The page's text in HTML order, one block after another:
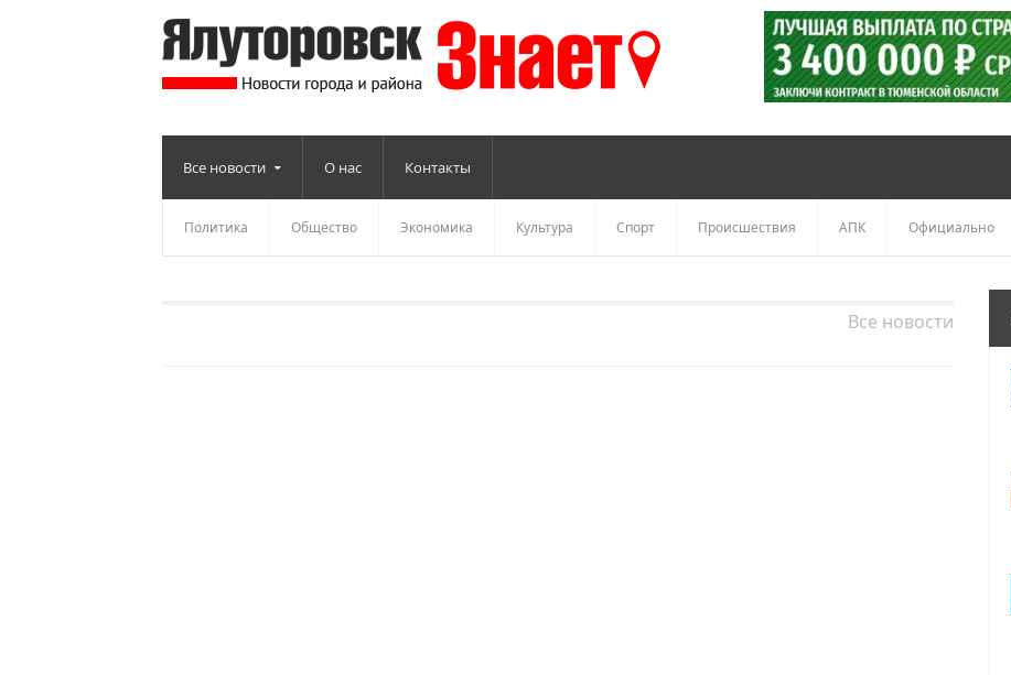
Все новости О нас Контакты
Политика Общество Экономика Культура Спорт Происшествия АПК Официально
Все новости